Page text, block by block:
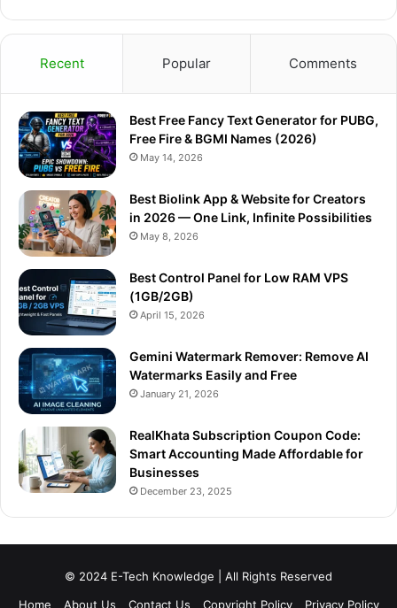
Recent Popular Comments
Best Free Fancy Text Generator for PUBG,
Free Fire & BGMI Names (2026)
May 14, 2026
Best Biolink App & Website for Creators
in 2026 — One Link, Infinite Possibilities
May 8, 2026
Best Control Panel for Low RAM VPS
(1GB/2GB)
April 15, 2026
Gemini Watermark Remover: Remove AI
Watermarks Easily and Free
January 21, 2026
RealKhata Subscription Coupon Code:
Smart Accounting Made Affordable for
Businesses
December 23, 2025
© 2024 E-Tech Knowledge | All Rights Reserved
Home
About Us Contact Us Copyright Policy Privacy Policy